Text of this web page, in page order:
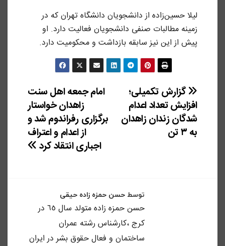
لیلا حسین‌زاده از دانشجویان دانشگاه تهران که در
زمینه مطالبات صنفی دانشجویان فعالیت دارد. او
پیش از این نیز سابقه بازداشت و محکومیت دارد.
راهبری
نوشته
امام جمعه اهل سنت
زاهدان خواستار
برگزاری رفراندوم شد و
از اعدام و اعتراف
اجباری انتقاد کرد
گزارش تکمیلی؛
افزایش تعداد اعدام
شدگان زندان زاهدان
به ۳ تن
توسط حسن حمزه زاده حیقی
حسن حمزه زاده متولد سال ٦٥ در
كرج ،كارشناس رشته عمران
ساختمان و فعال حقوق بشر در ايران